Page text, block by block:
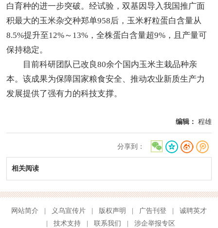
白育种的进一步突破。经试验，双基因导入我国推广面
积最大的玉米杂交种郑单958后，玉米籽粒蛋白含量从
8.5%提升至12%～13%，全株蛋白含量超9%，且产量可
保持稳定。
目前科研团队已改良80余个国内玉米主栽品种亲
本。该成果为保障国家粮食安全、推动农业新质生产力
发展提供了强有力的科技支撑。
编辑： 程雄
分享到：
相关阅读
网站简介 义乌宣传片 版权声明 广告刊登
诚聘英才
技术支持 联系我们 涉企举报专区